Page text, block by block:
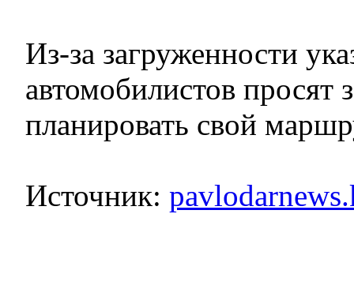
Из-за загруженности
автомобилистов просят
планировать свой
Источник: